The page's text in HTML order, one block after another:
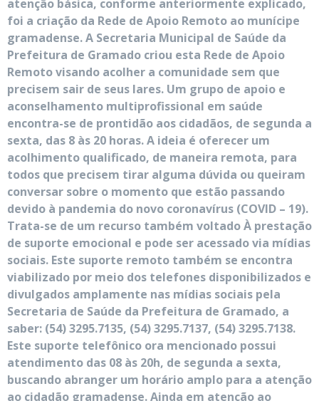
atenção básica, conforme anteriormente explicado,
foi a criação da Rede de Apoio Remoto ao munícipe
gramadense. A Secretaria Municipal de Saúde da
Prefeitura de Gramado criou esta Rede de Apoio
Remoto visando acolher a comunidade sem que
precisem sair de seus lares. Um grupo de apoio e
aconselhamento multiprofissional em saúde
encontra-se de prontidão aos cidadãos, de segunda a
sexta, das 8 às 20 horas. A ideia é oferecer um
acolhimento qualificado, de maneira remota, para
todos que precisem tirar alguma dúvida ou queiram
conversar sobre o momento que estão passando
devido à pandemia do novo coronavírus (COVID – 19).
Trata-se de um recurso também voltado À prestação
de suporte emocional e pode ser acessado via mídias
sociais. Este suporte remoto também se encontra
viabilizado por meio dos telefones disponibilizados e
divulgados amplamente nas mídias sociais pela
Secretaria de Saúde da Prefeitura de Gramado, a
saber: (54) 3295.7135, (54) 3295.7137, (54) 3295.7138.
Este suporte telefônico ora mencionado possui
atendimento das 08 às 20h, de segunda a sexta,
buscando abranger um horário amplo para a atenção
ao cidadão gramadense. Ainda em atenção ao